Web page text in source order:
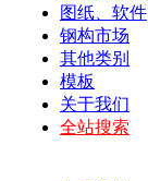
图纸、软件
钢构市场
其他类别
模板
关于我们
全站搜索